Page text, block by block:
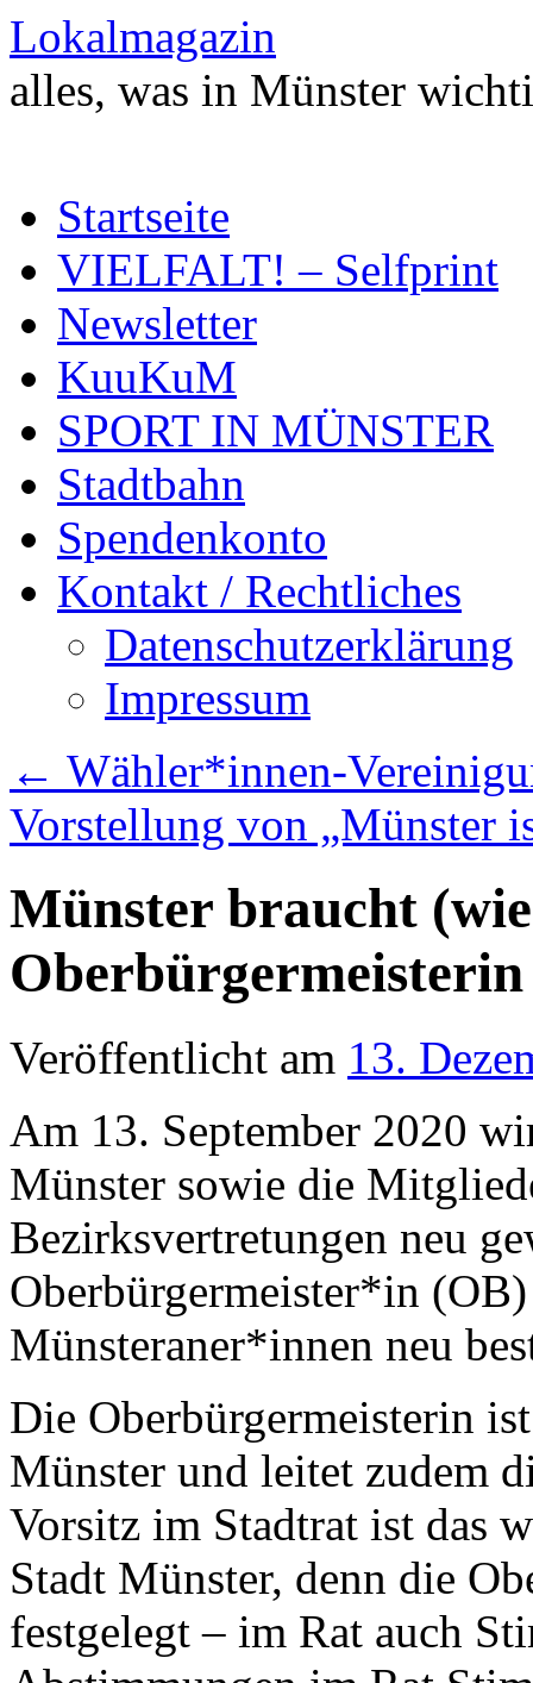
Zum
Inhalt
springen
Lokalmagazin
alles, was in Münster
Startseite
VIELFALT! – Selfprint
Newsletter
KuuKuM
SPORT IN MÜNSTER
Stadtbahn
Spendenkonto
Kontakt / Rechtliches
Datenschutzerklärung
Impressum
← Wähler*innen-
Vorstellung von „Münster
Münster braucht
Oberbürgermeisterin
Veröffentlicht am 13.
Am 13. September 2020
Münster sowie die
Bezirksvertretungen neu
Oberbürgermeister*in
Münsteraner*innen neu
Die Oberbürgermeisterin
Münster und leitet zudem
Vorsitz im Stadtrat ist das
Stadt Münster, denn die
festgelegt – im Rat auch